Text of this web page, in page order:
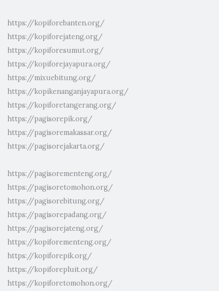
https://kopiforebanten.org/
https://kopiforejateng.org/
https://kopiforesumut.org/
https://kopiforejayapura.org/
https://mixuebitung.org/
https://kopikenanganjayapura.org/
https://kopiforetangerang.org/
https://pagisorepik.org/
https://pagisoremakassar.org/
https://pagisorejakarta.org/
https://pagisorementeng.org/
https://pagisoretomohon.org/
https://pagisorebitung.org/
https://pagisorepadang.org/
https://pagisorejateng.org/
https://kopiforementeng.org/
https://kopiforepik.org/
https://kopiforepluit.org/
https://kopiforetomohon.org/